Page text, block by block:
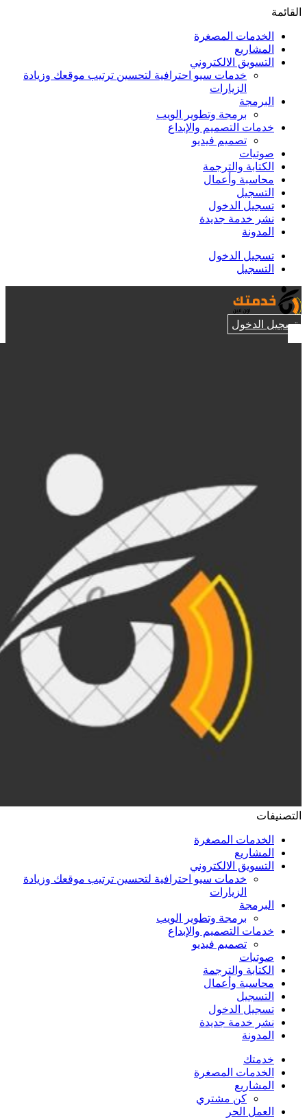
القائمة
الخدمات المصغرة
المشاريع
التسويق الالكتروني
خدمات سيو احترافية لتحسين ترتيب موقعك وزيادة
الزيارات
البرمجة
برمجة وتطوير الويب
خدمات التصميم والإبداع
تصميم فيديو
صوتيات
الكتابة والترجمة
محاسبة وأعمال
التسجيل
تسجيل الدخول
نشر خدمة جديدة
المدونة
تسجيل الدخول
التسجيل
تسجيل الدخول
التصنيفات
الخدمات المصغرة
المشاريع
التسويق الالكتروني
خدمات سيو احترافية لتحسين ترتيب موقعك وزيادة
الزيارات
البرمجة
برمجة وتطوير الويب
خدمات التصميم والإبداع
تصميم فيديو
صوتيات
الكتابة والترجمة
محاسبة وأعمال
التسجيل
تسجيل الدخول
نشر خدمة جديدة
المدونة
خدمتك
الخدمات المصغرة
المشاريع
كن مشتري
العمل الحر